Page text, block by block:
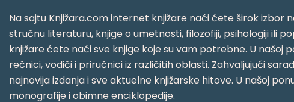
Na sajtu Knjižara.com internet knjižare naći ćete širok izbor
stručnu literaturu, knjige o umetnosti, filozofiji, psihologiji ili
knjižare ćete naći sve knjige koje su vam potrebne. U našoj
rečnici, vodiči i priručnici iz različitih oblasti. Zahvaljujući
najnovija izdanja i sve aktuelne knjižarske hitove. U našoj
monografije i obimne enciklopedije.